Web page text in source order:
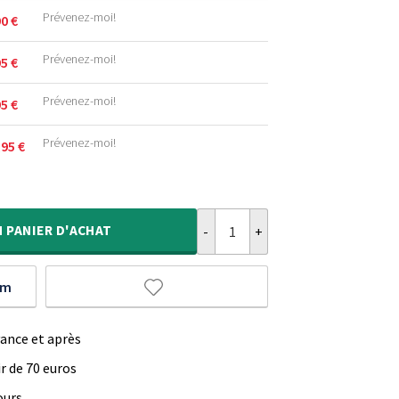
€ Prévenez-moi!
€ Prévenez-moi!
€ Prévenez-moi!
€ Prévenez-moi!
PANIER D'ACHAT
et après
70 euros